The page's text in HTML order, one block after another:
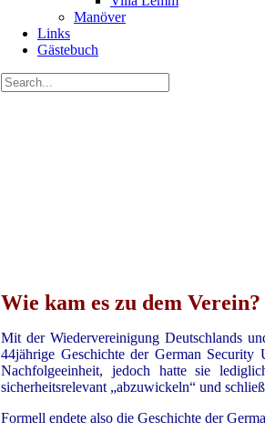
Manöver
Links
Gästebuch
Wie kam es zu dem Verein?
Mit der Wiedervereinigung Deutschlands
44jährige Geschichte der German
Nachfolgeeinheit, jedoch hatte sie
sicherheitsrelevant „abzuwickeln“ und
Formell endete also die Geschichte der